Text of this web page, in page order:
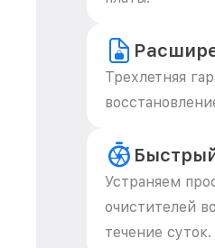
Трехлетняя
Устраняем
очистителей
течение суток.